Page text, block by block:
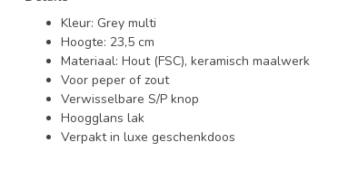
Kleur: Grey multi
Hoogte: 23,5 cm
Materiaal: Hout (FSC), keramisch maalwerk
Voor peper of zout
Verwisselbare S/P knop
Hoogglans lak
Verpakt in luxe geschenkdoos